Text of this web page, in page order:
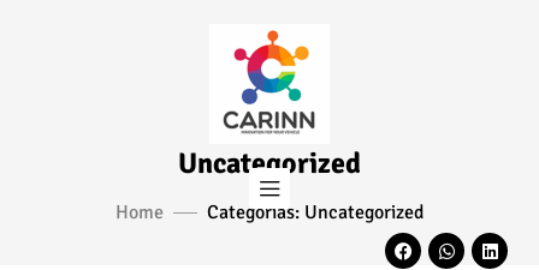
Uncategorized
Home Categorías: Uncategorized